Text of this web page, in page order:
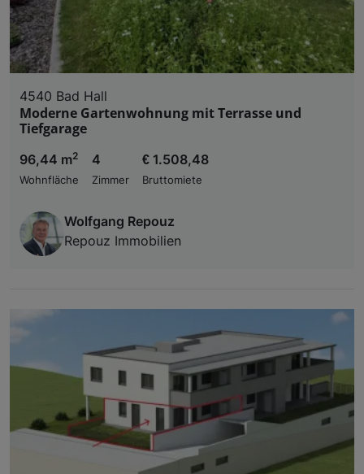
4540 Bad Hall
Moderne Gartenwohnung mit Terrasse und
Tiefgarage
96,44 m2
Wohnfläche
4
Zimmer
€ 1.508,48
Bruttomiete
Wolfgang Repouz
Repouz Immobilien